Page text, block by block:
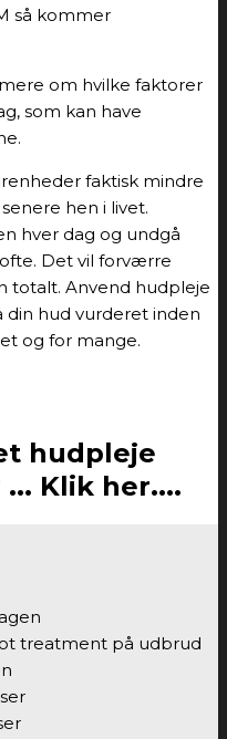
så kommer
om hvilke faktorer
som kan have
faktisk mindre
hen i livet.
hver dag og undgå
Det vil forværre
totalt. Anvend hudpleje
din hud vurderet inden
og for mange.
hudpleje
Klik her....
treatment på udbrud